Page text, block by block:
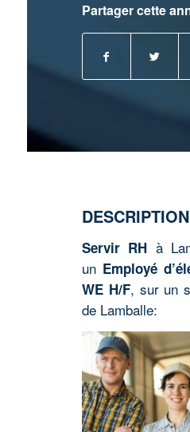
Partager cette
DESCRIPTION
Servir RH à
un Employé
WE H/F, sur un
de Lamballe: